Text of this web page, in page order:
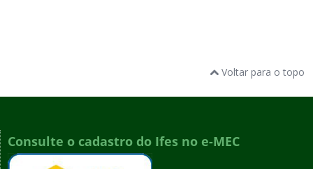
Voltar para o topo
Consulte o cadastro do Ifes no e-MEC